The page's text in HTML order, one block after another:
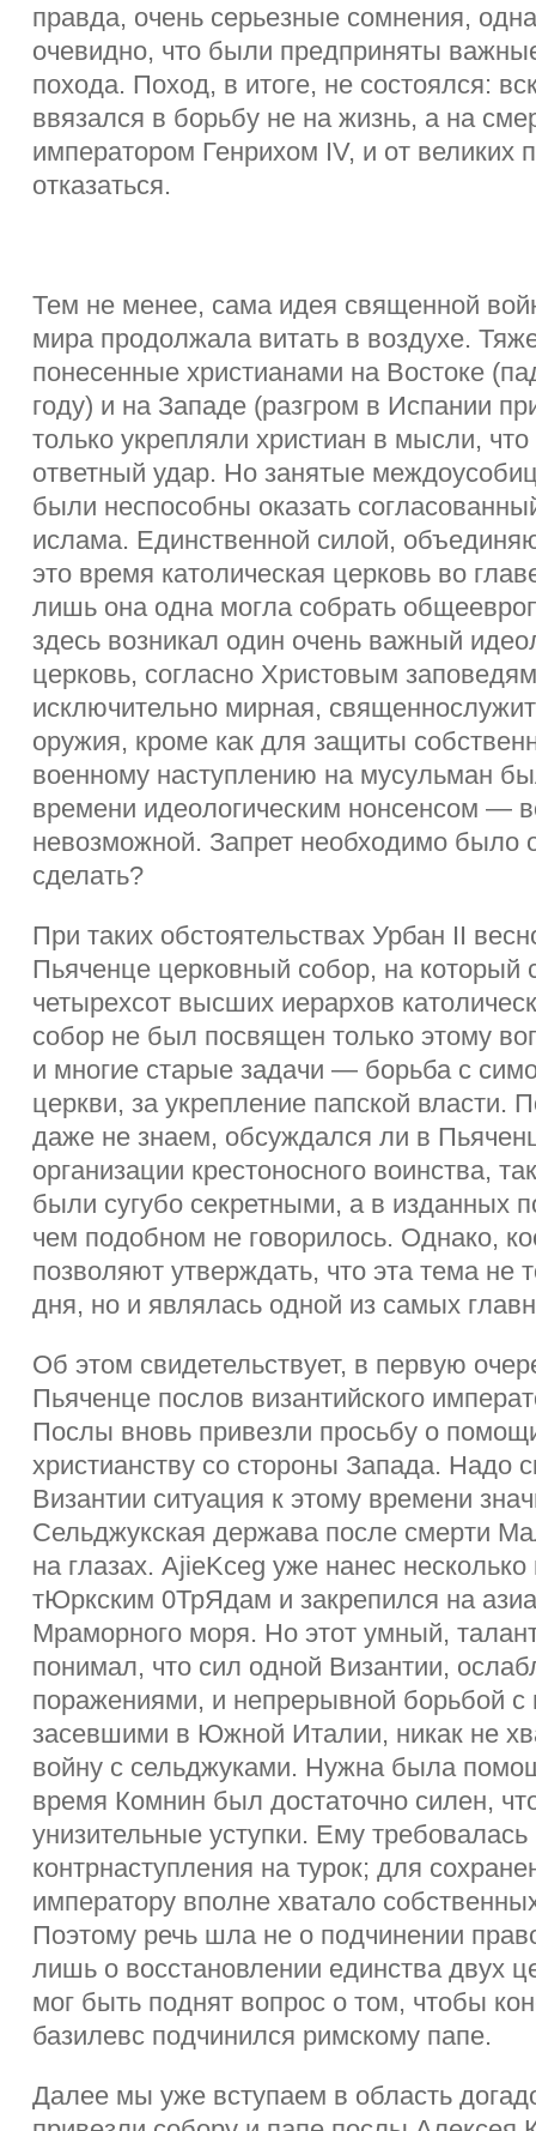
правда, очень серьезные сомнения,
очевидно, что были предприняты
похода. Поход, в итоге, не состоялся:
ввязался в борьбу не на жизнь, а на
императором Генрихом IV, и от великих
отказаться.
Тем не менее, сама идея священной
мира продолжала витать в воздухе.
понесенные христианами на Востоке
году) и на Западе (разгром в Испании
только укрепляли христиан в мысли,
ответный удар. Но занятые
были неспособны оказать
ислама. Единственной силой,
это время католическая церковь во
лишь она одна могла собрать
здесь возникал один очень важный
церковь, согласно Христовым
исключительно мирная,
оружия, кроме как для защиты
военному наступлению на мусульман
времени идеологическим нонсенсом —
невозможной. Запрет необходимо было
сделать?
При таких обстоятельствах Урбан II
Пьяченце церковный собор, на который
четырехсот высших иерархов
собор не был посвящен только этому
и многие старые задачи — борьба с
церкви, за укрепление папской власти.
даже не знаем, обсуждался ли в
организации крестоносного воинства,
были сугубо секретными, а в изданных
чем подобном не говорилось. Однако,
позволяют утверждать, что эта тема не
дня, но и являлась одной из самых
Об этом свидетельствует, в первую
Пьяченце послов византийского
Послы вновь привезли просьбу о
христианству со стороны Запада. Надо
Византии ситуация к этому времени
Сельджукская держава после смерти
на глазах. AjieKceg уже нанес
тЮркским 0ТрЯдам и закрепился на
Мраморного моря. Но этот умный,
понимал, что сил одной Византии,
поражениями, и непрерывной борьбой
засевшими в Южной Италии, никак не
войну с сельджуками. Нужна была
время Комнин был достаточно силен,
унизительные уступки. Ему
контрнаступления на турок; для
императору вполне хватало
Поэтому речь шла не о подчинении
лишь о восстановлении единства двух
мог быть поднят вопрос о том, чтобы
базилевс подчинился римскому папе.
Далее мы уже вступаем в область